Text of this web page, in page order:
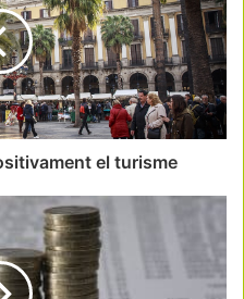
el turisme